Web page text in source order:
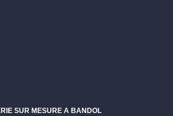
SUR MESURE A BANDOL